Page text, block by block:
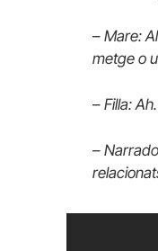
– Mare:
metge o
– Filla:
–